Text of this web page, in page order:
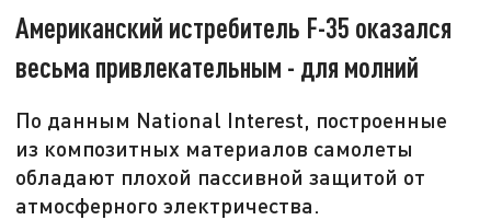
Американский истребитель F-35 оказался
весьма привлекательным - для молний
По данным National Interest, построенные
из композитных материалов самолеты
обладают плохой пассивной защитой от
атмосферного электричества.